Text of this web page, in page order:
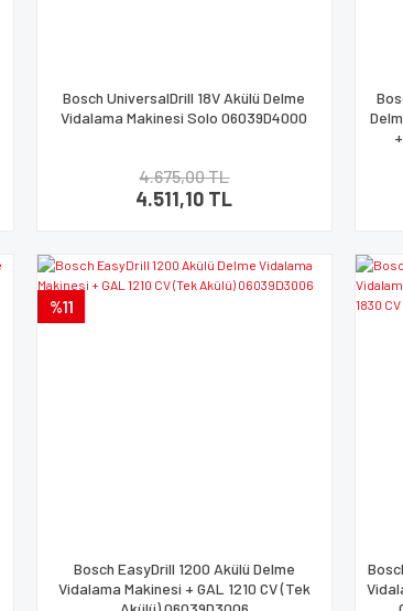
Bosch UniversalDrill 18V Akülü Delme
Vidalama Makinesi Solo 06039D4000
4.675,00 TL
4.511,10 TL
%11
Bosch EasyDrill 1200 Akülü Delme
Vidalama Makinesi + GAL 1210 CV (Tek